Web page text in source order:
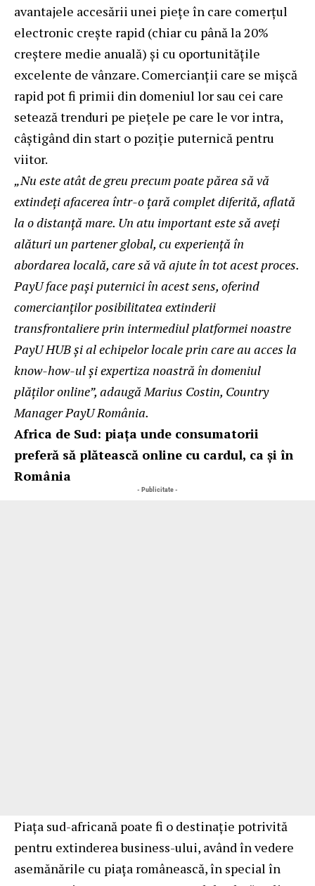
avantajele accesării unei piețe în care comerțul
electronic crește rapid (chiar cu până la 20%
creștere medie anuală) și cu oportunitățile
excelente de vânzare. Comercianții care se mișcă
rapid pot fi primii din domeniul lor sau cei care
setează trenduri pe piețele pe care le vor intra,
câștigând din start o poziție puternică pentru
viitor.
„Nu este atât de greu precum poate părea să vă
extindeți afacerea într-o țară complet diferită, aflată
la o distanță mare. Un atu important este să aveți
alături un partener global, cu experiență în
abordarea locală, care să vă ajute în tot acest proces.
PayU face pași puternici în acest sens, oferind
comercianților posibilitatea extinderii
transfrontaliere prin intermediul platformei noastre
PayU HUB și al echipelor locale prin care au acces la
know-how-ul și expertiza noastră în domeniul
plăților online”, adaugă Marius Costin, Country
Manager PayU România.
Africa de Sud: piața unde consumatorii
preferă să plătească online cu cardul, ca și în
România
- Publicitate -
Piața sud-africană poate fi o destinație potrivită
pentru extinderea business-ului, având în vedere
asemănările cu piața românească, în special în